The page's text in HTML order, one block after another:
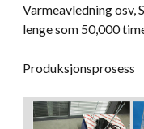
Varmeavledning osv,
lenge som 50,000
Produksjonsprosess